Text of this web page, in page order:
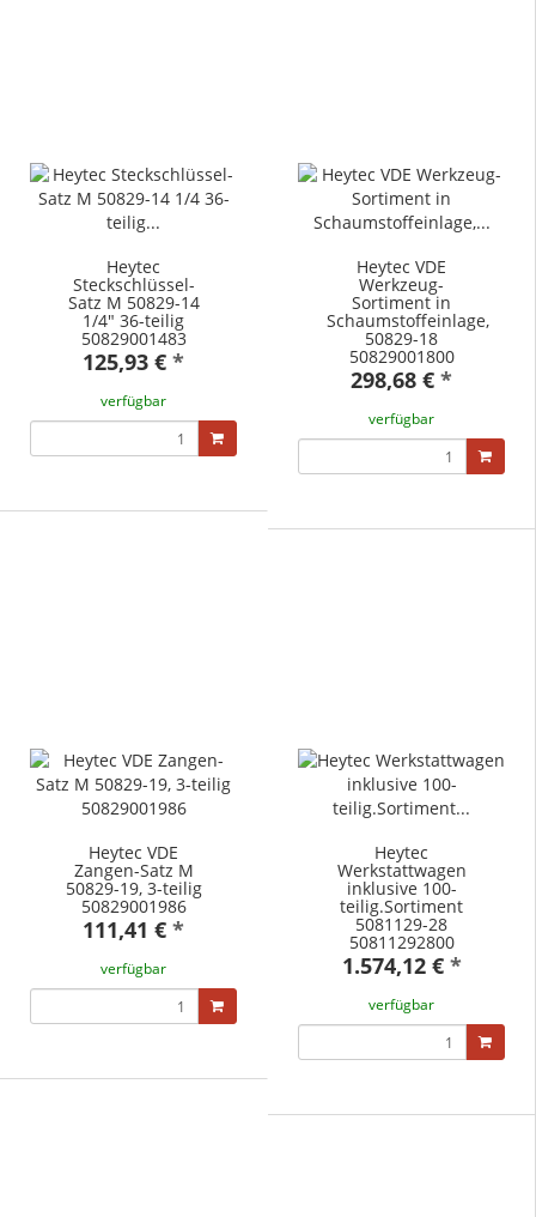
Heytec
Steckschlüssel-
Satz M 50829-14
1/4" 36-teilig
50829001483
125,93 € *
verfügbar
Heytec VDE
Werkzeug-
Sortiment in
Schaumstoffeinlage,
50829-18
50829001800
298,68 € *
verfügbar
Heytec VDE
Zangen-Satz M
50829-19, 3-teilig
50829001986
111,41 € *
verfügbar
Heytec
Werkstattwagen
inklusive 100-
teilig.Sortiment
5081129-28
50811292800
1.574,12 € *
verfügbar